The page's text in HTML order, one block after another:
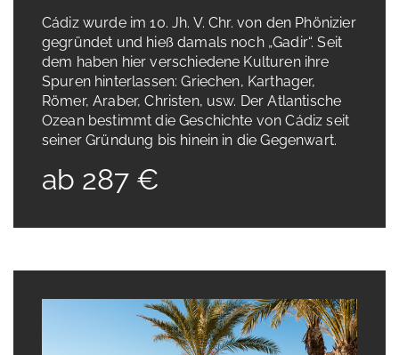
Cádiz wurde im 10. Jh. V. Chr. von den Phönizier
gegründet und hieß damals noch „Gadir“. Seit
dem haben hier verschiedene Kulturen ihre
Spuren hinterlassen: Griechen, Karthager,
Römer, Araber, Christen, usw. Der Atlantische
Ozean bestimmt die Geschichte von Cádiz seit
seiner Gründung bis hinein in die Gegenwart.
ab 287 €